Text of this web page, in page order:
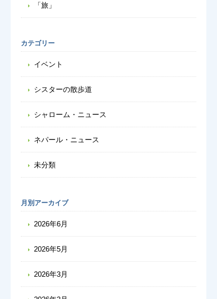
「旅」
カテゴリー
イベント
シスターの散歩道
シャローム・ニュース
ネパール・ニュース
未分類
月別アーカイブ
2026年6月
2026年5月
2026年3月